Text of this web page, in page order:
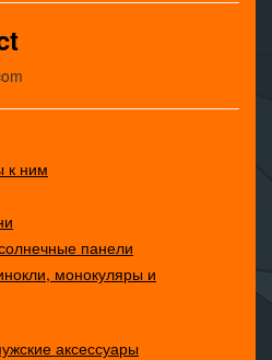
к ним
панели
монокуляры и
аксессуары